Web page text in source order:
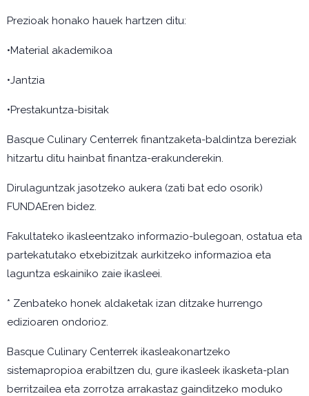
Prezioak honako hauek hartzen ditu:
•Material akademikoa
•Jantzia
•Prestakuntza-bisitak
Basque Culinary Centerrek finantzaketa-baldintza bereziak
hitzartu ditu hainbat finantza-erakunderekin.
Dirulaguntzak jasotzeko aukera (zati bat edo osorik)
FUNDAEren bidez.
Fakultateko ikasleentzako informazio-bulegoan, ostatua eta
partekatutako etxebizitzak aurkitzeko informazioa eta
laguntza eskainiko zaie ikasleei.
* Zenbateko honek aldaketak izan ditzake hurrengo
edizioaren ondorioz.
Basque Culinary Centerrek ikasleakonartzeko
sistemapropioa erabiltzen du, gure ikasleek ikasketa-plan
berritzailea eta zorrotza arrakastaz gainditzeko moduko